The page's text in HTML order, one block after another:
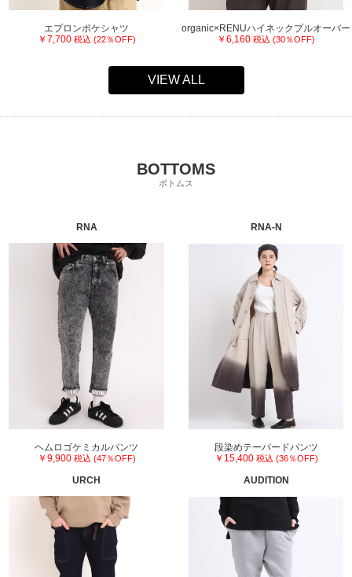
エプロンポケシャツ
￥7,700 税込 (22％OFF)
organic×RENUハイネックプルオーバー
￥6,160 税込 (30％OFF)
VIEW ALL
BOTTOMS
ボトムス
RNA RNA-N
ヘムロゴケミカルパンツ
￥9,900 税込 (47％OFF)
段染めテーパードパンツ
￥15,400 税込 (36％OFF)
URCH AUDITION